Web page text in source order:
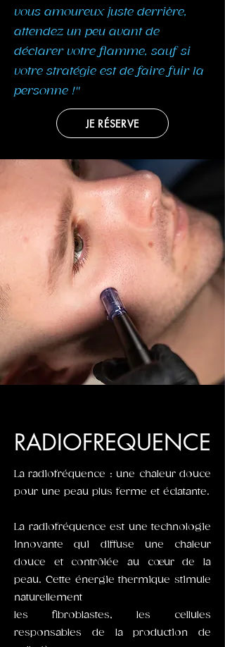
vous amoureux juste derrière,
attendez un peu avant de
déclarer votre flamme, sauf si
votre stratégie est de faire fuir la
personne !"
JE RÉSERVE
RADIOFREQUENCE
La radiofréquence : une chaleur douce
pour une peau plus ferme et éclatante.
La radiofréquence est une technologie
innovante qui diffuse une chaleur
douce et contrôlée au cœur de la
peau. Cette énergie thermique stimule
naturellement
les fibroblastes, les cellules
responsables de la production de